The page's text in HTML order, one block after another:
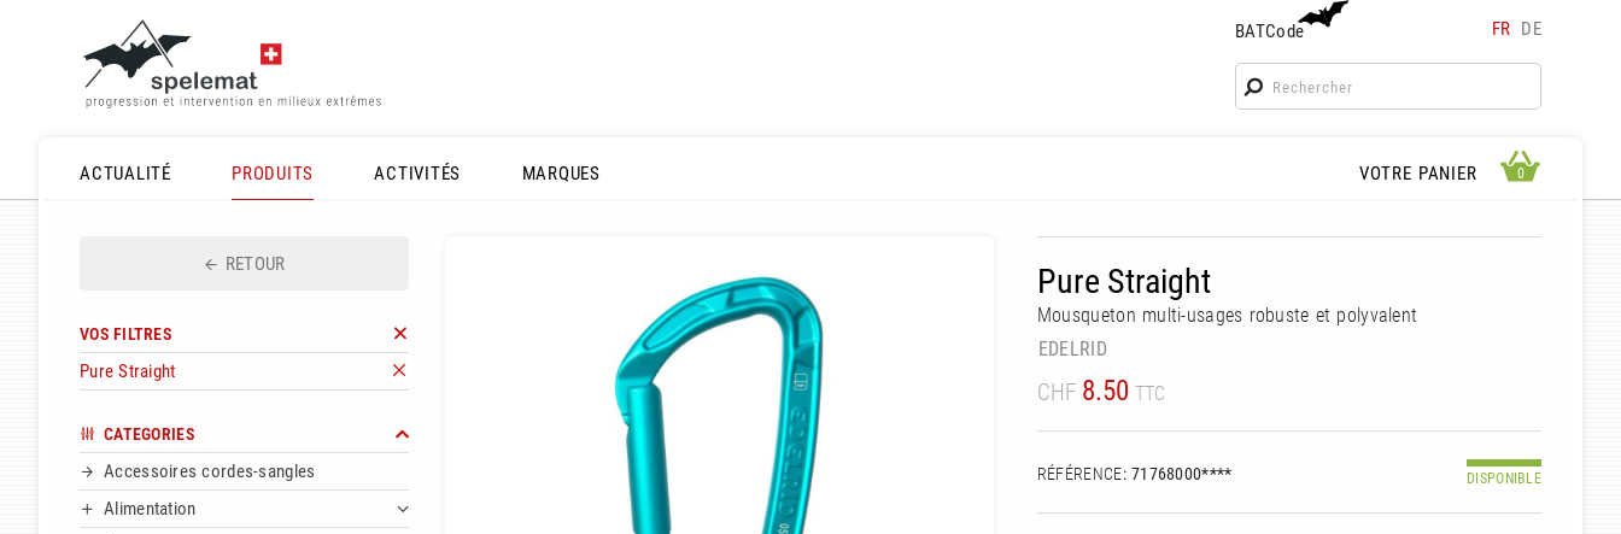
BATCode FR DE
BATCode
Rentrez votre BATCode et validez
ACTUALITÉ
PRODUITS ACTIVITÉS MARQUES VOTRE PANIER 0 0
RETOUR
VOS FILTRES
Pure Straight
CATEGORIES
Accessoires cordes-sangles
Alimentation
Pure Straight
Mousqueton multi-usages robuste et polyvalent
EDELRID
CHF 8.50 TTC
RÉFÉRENCE: 71768000**** DISPONIBLE